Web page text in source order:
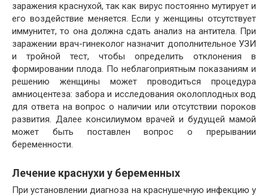
заражения краснухой, так как вирус постоянно мутирует и
его воздействие меняется. Если у женщины отсутствует
иммунитет, то она должна сдать анализ на антитела. При
заражении врач-гинеколог назначит дополнительное УЗИ
и тройной тест, чтобы определить отклонения в
формировании плода. По неблагоприятным показаниям и
решению женщины может проводиться процедура
амниоцентеза: забора и исследования околоплодных вод
для ответа на вопрос о наличии или отсутствии пороков
развития. Далее консилиумом врачей и будущей мамой
может быть поставлен вопрос о прерывании
беременности.
Лечение краснухи у беременных
При установлении диагноза на краснушечную инфекцию у